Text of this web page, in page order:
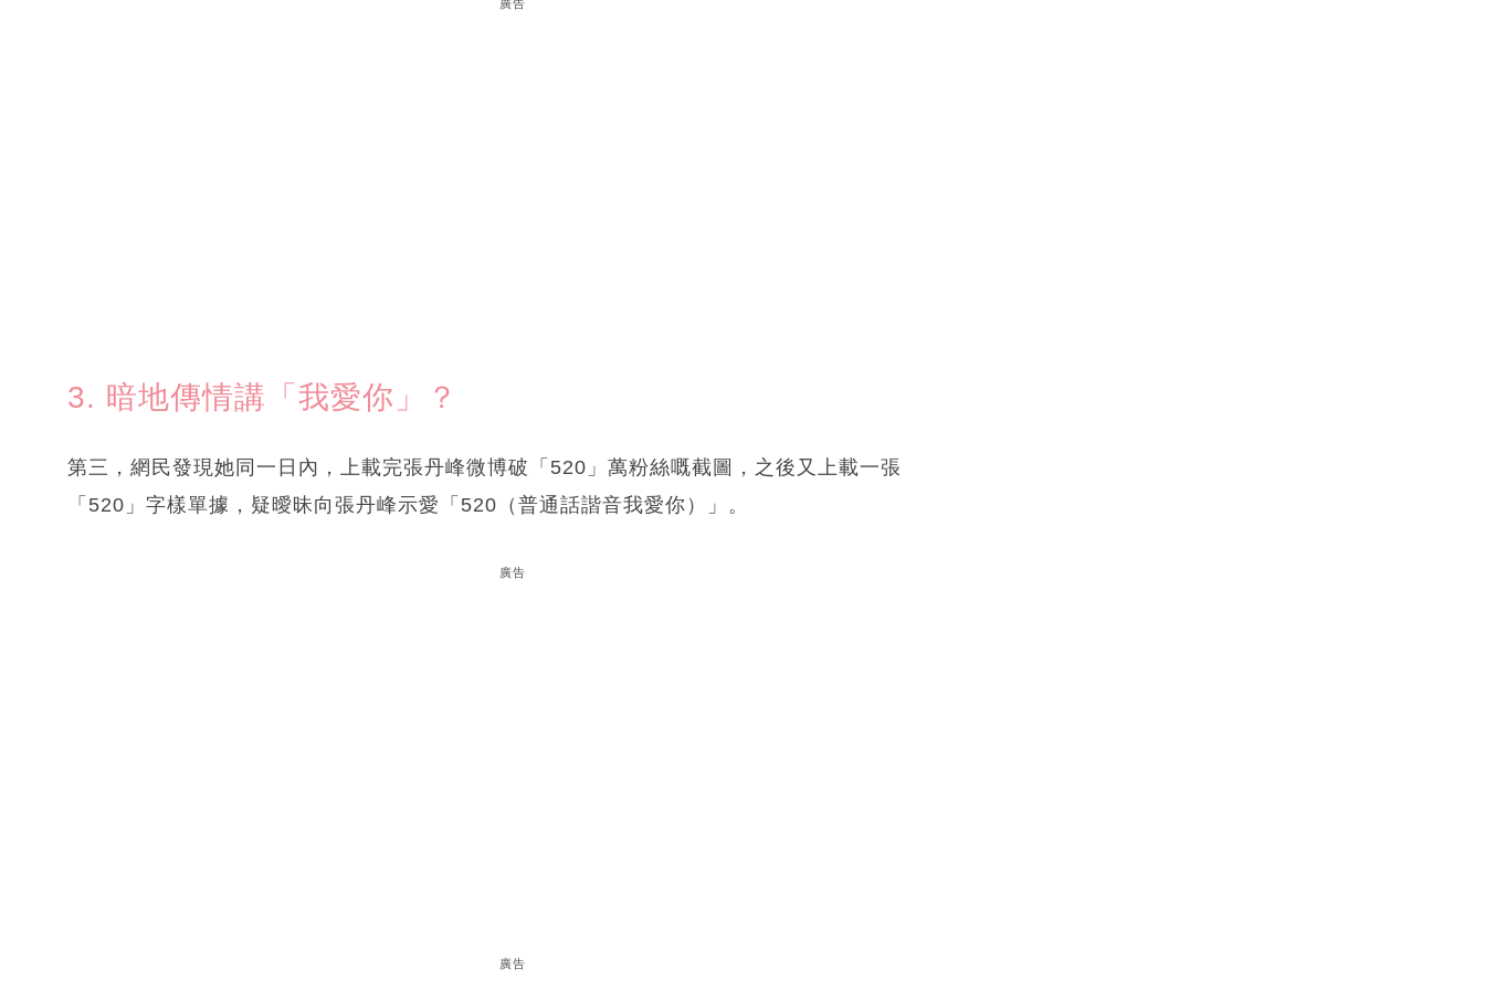
廣告
3. 暗地傳情講「我愛你」？
第三，網民發現她同一日內，上載完張丹峰微博破「520」萬粉絲嘅截圖，之後又上載一張
「520」字樣單據，疑曖昧向張丹峰示愛「520（普通話諧音我愛你）」。
廣告
廣告